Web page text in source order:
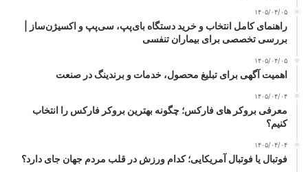
۱۴۰۵/۰۴/۰۵
راهنمای کامل انتخاب و خرید دستگاه بای‌پپ، سی‌پپ و اکسیژن‌ساز |
بررسی تخصصی برای بیماران تنفسی
۱۴۰۵/۰۴/۰۵
اهمیت آگهی برای تبلیغ محصول، خدمات و برندینگ در صنعت
۱۴۰۵/۰۴/۰۴
معرفی بروکر های فارکس؛ چگونه بهترین بروکر فارکس را انتخاب
کنیم؟
۱۴۰۵/۰۴/۰۴
فوتبال یا فوتبال آمریکایی؛ کدام ورزش در قلب مردم جهان جای دارد؟